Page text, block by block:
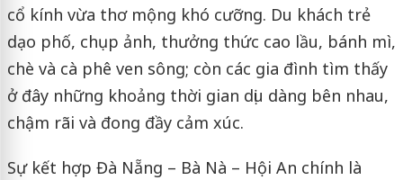
cổ kính vừa thơ mộng khó cưỡng. Du khách trẻ
dạo phố, chụp ảnh, thưởng thức cao lầu, bánh mì,
chè và cà phê ven sông; còn các gia đình tìm thấy
ở đây những khoảng thời gian dịu dàng bên nhau,
chậm rãi và đong đầy cảm xúc.
Sự kết hợp Đà Nẵng – Bà Nà – Hội An chính là